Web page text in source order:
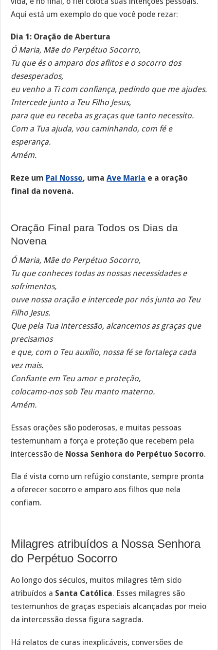
Aqui está um exemplo do que você pode rezar:
Dia 1: Oração de Abertura
Ó Maria, Mãe do Perpétuo Socorro,
Tu que és o amparo dos aflitos e o socorro dos
desesperados,
eu venho a Ti com confiança, pedindo que me ajudes.
Intercede junto a Teu Filho Jesus,
para que eu receba as graças que tanto necessito.
Com a Tua ajuda, vou caminhando, com fé e
esperança.
Amém.
Reze um Pai Nosso, umaAve Maria e a oração
final da novena.
Oração Final para Todos os Dias da
Novena
Ó Maria, Mãe do Perpétuo Socorro,
Tu que conheces todas as nossas necessidades e
sofrimentos,
ouve nossa oração e intercede por nós junto ao Teu
Filho Jesus.
Que pela Tua intercessão, alcancemos as graças que
precisamos
e que, com o Teu auxílio, nossa fé se fortaleça cada
vez mais.
Confiante em Teu amor e proteção,
colocamo-nos sob Teu manto materno.
Amém.
Essas orações são poderosas, e muitas pessoas
testemunham a força e proteção que recebem pela
intercessão de Nossa Senhora do Perpétuo Socorro.
Ela é vista como um refúgio constante, sempre pronta
a oferecer socorro e amparo aos filhos que nela
confiam.
Milagres atribuídos a Nossa Senhora
do Perpétuo Socorro
Ao longo dos séculos, muitos milagres têm sido
atribuídos a Santa Católica. Esses milagres são
testemunhos de graças especiais alcançadas por meio
da intercessão dessa figura sagrada.
Há relatos de curas inexplicáveis, conversões de